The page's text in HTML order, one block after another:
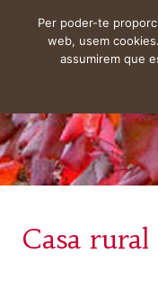
Casa
Per poder-te
web, usem
assumirem que